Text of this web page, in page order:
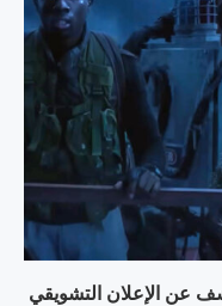
عن الإعلان التشويقي